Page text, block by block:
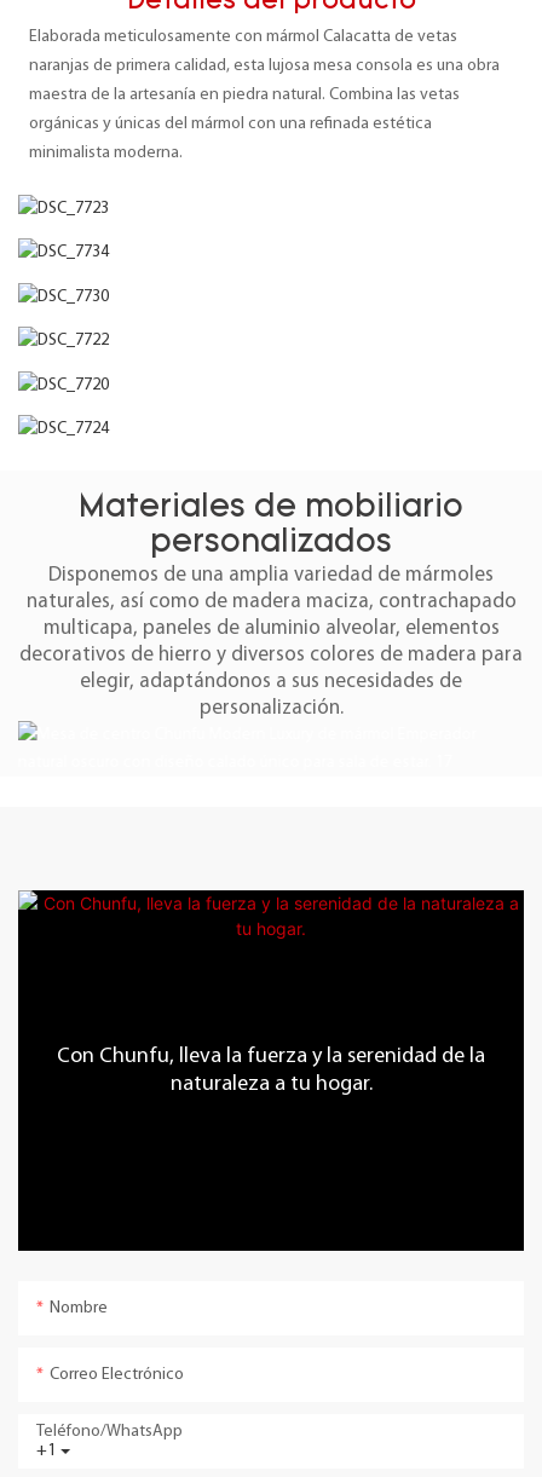
Elaborada meticulosamente con mármol Calacatta de vetas
naranjas de primera calidad, esta lujosa mesa consola es una obra
maestra de la artesanía en piedra natural. Combina las vetas
orgánicas y únicas del mármol con una refinada estética
minimalista moderna.
Materiales de mobiliario
personalizados
Disponemos de una amplia variedad de mármoles
naturales, así como de madera maciza, contrachapado
multicapa, paneles de aluminio alveolar, elementos
decorativos de hierro y diversos colores de madera para
elegir, adaptándonos a sus necesidades de
personalización.
Con Chunfu, lleva la fuerza y ​​la serenidad de la
naturaleza a tu hogar.
Nombre
Correo Electrónico
+1
Teléfono/WhatsApp